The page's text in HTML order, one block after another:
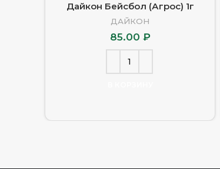
Дайкон Бейсбол (Агрос) 1г
ДАЙКОН
85.00 ₽